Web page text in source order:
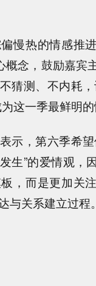
慢热的情感推
概念，鼓励嘉宾
猜测、不内耗
这一季最鲜明的
示，第六季希
生”的爱情观，
，而是更加关
与关系建立过程。